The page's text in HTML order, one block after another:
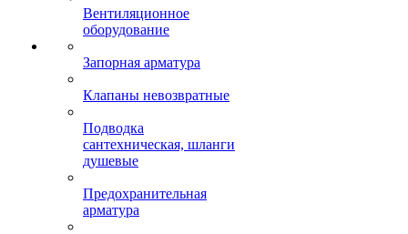
Вентиляционное
оборудование
Запорная арматура
Клапаны невозвратные
Подводка
сантехническая, шланги
душевые
Предохранительная
арматура